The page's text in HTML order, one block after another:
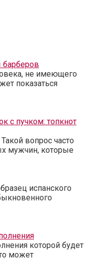
барберов
не имеющего
показаться
с пучком: топкнот
вопрос часто
мужчин, которые
испанского
которой будет
может